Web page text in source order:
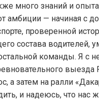
много знаний и
амбиции — начиная с
проверенной
состава водителей,
команды. Я с
выезда
а затем на ралли
и надеюсь, что нас